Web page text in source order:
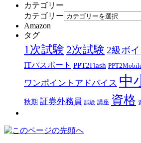
カテゴリー
カテゴリー
Amazon
タグ
1次試験 2次試験 2級ボ
ITパスポート PPT2Flash
ワンポイントアドバイス 中
秋期 証券外務員 試験 講座 資格